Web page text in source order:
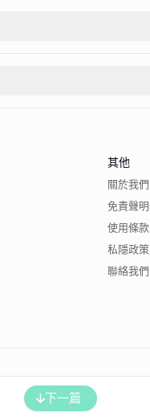
下一篇
其他
關於我們
免責聲明
使用條款
私隱政策
聯絡我們